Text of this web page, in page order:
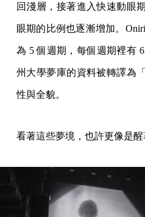
回淺層，接著進入快速動眼
眼期的比例也逐漸增加。
為 5 個週期，每個週期裡有
州大學夢庫的資料被轉譯為
性與全貌。
看著這些夢境，也許更像是醒